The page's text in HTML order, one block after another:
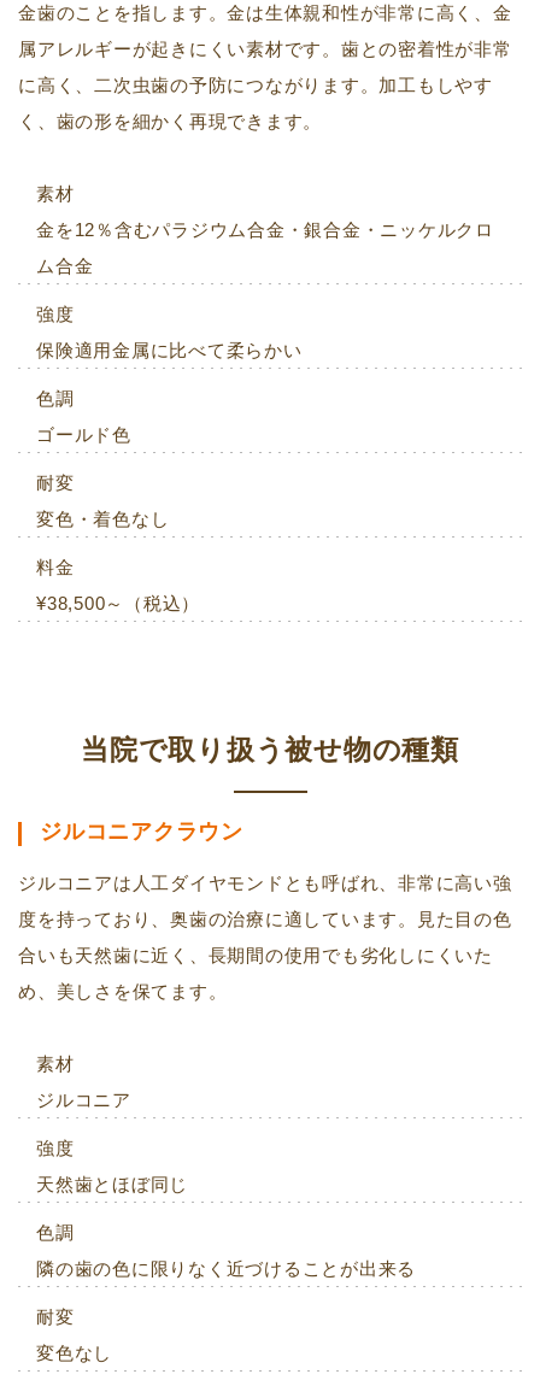
金歯のことを指します。金は生体親和性が非常に高く、金
属アレルギーが起きにくい素材です。歯との密着性が非常
に高く、二次虫歯の予防につながります。加工もしやす
く、歯の形を細かく再現できます。
素材
金を12％含むパラジウム合金・銀合金・ニッケルクロ
ム合金
強度
保険適用金属に比べて柔らかい
色調
ゴールド色
耐変
変色・着色なし
料金
¥38,500～（税込）
当院で取り扱う被せ物の種類
ジルコニアクラウン
ジルコニアは人工ダイヤモンドとも呼ばれ、非常に高い強
度を持っており、奥歯の治療に適しています。見た目の色
合いも天然歯に近く、長期間の使用でも劣化しにくいた
め、美しさを保てます。
素材
ジルコニア
強度
天然歯とほぼ同じ
色調
隣の歯の色に限りなく近づけることが出来る
耐変
変色なし